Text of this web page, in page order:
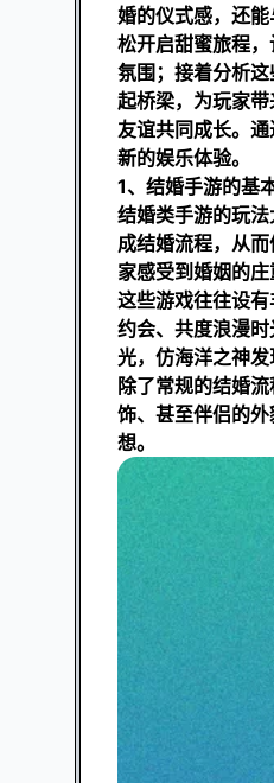
婚的仪式感，还
松开启甜蜜旅程
氛围；接着分析
起桥梁，为玩家
友谊共同成长。
新的娱乐体验。
1、结婚手游的基
结婚类手游的玩
成结婚流程，从
家感受到婚姻的庄
这些游戏往往设
约会、共度浪漫
光，仿海洋之神
除了常规的结婚
饰、甚至伴侣的
想。